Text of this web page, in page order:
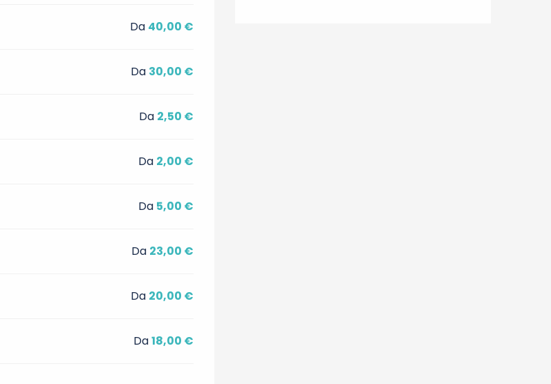
Da 40,00 €
Da 30,00 €
Da 2,50 €
Da 2,00 €
Da 5,00 €
Da 23,00 €
Da 20,00 €
Da18,00 €